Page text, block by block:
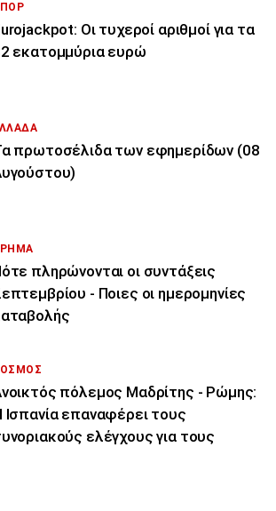
Οι τυχεροί αριθμοί για τα
εκατoμμύρια ευρώ
πρωτοσέλιδα των εφημερίδων (08
πληρώνονται οι συντάξεις
- Ποιες οι ημερομηνίες
πόλεμος Μαδρίτης - Ρώμης:
Ισπανία επαναφέρει τους
ελέγχους για τους